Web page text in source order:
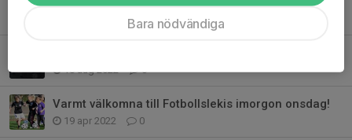
18 aug 2022 0
Varmt välkomna till Fotbollslekis imorgon onsdag!
19 apr 2022 0
Bara nödvändiga